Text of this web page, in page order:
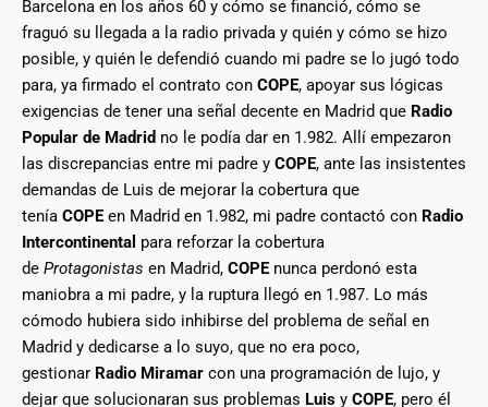
Barcelona en los años 60 y cómo se financió, cómo se
fraguó su llegada a la radio privada y quién y cómo se hizo
posible, y quién le defendió cuando mi padre se lo jugó todo
para, ya firmado el contrato con COPE, apoyar sus lógicas
exigencias de tener una señal decente en Madrid que Radio
Popular de Madrid no le podía dar en 1.982. Allí empezaron
las discrepancias entre mi padre y COPE, ante las insistentes
demandas de Luis de mejorar la cobertura que
tenía COPEen Madrid en 1.982, mi padre contactó con Radio
Intercontinental para reforzar la cobertura
de Protagonistas en Madrid, COPEnunca perdonó esta
maniobra a mi padre, y la ruptura llegó en 1.987. Lo más
cómodo hubiera sido inhibirse del problema de señal en
Madrid y dedicarse a lo suyo, que no era poco,
gestionar Radio Miramar con una programación de lujo, y
dejar que solucionaran sus problemas Luis y COPE, pero él